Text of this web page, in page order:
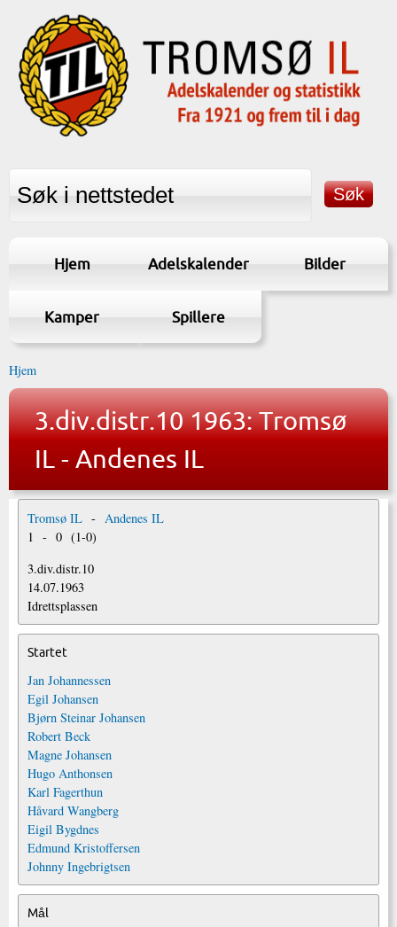
Hjem Adelskalender Bilder
Kamper Spillere
Hjem
3.div.distr.10 1963: Tromsø
IL - Andenes IL
Tromsø IL - Andenes IL
1 - 0 (1-0)
3.div.distr.10
14.07.1963
Idrettsplassen
Startet
Jan Johannessen
Egil Johansen
Bjørn Steinar Johansen
Robert Beck
Magne Johansen
Hugo Anthonsen
Karl Fagerthun
Håvard Wangberg
Eigil Bygdnes
Edmund Kristoffersen
Johnny Ingebrigtsen
Mål